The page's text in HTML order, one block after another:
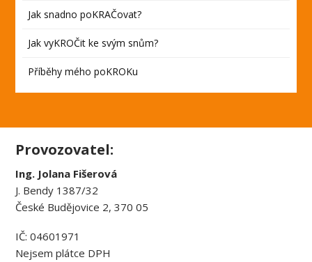
Jak snadno poKRAČovat?
Jak vyKROČit ke svým snům?
Příběhy mého poKROKu
Provozovatel:
Ing. Jolana Fišerová
J. Bendy 1387/32
České Budějovice 2, 370 05
IČ: 04601971
Nejsem plátce DPH